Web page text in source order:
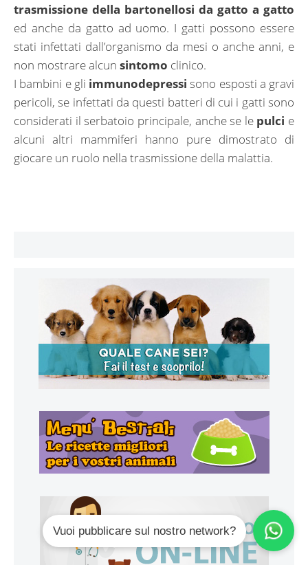
trasmissione della bartonellosi da gatto a gatto
ed anche da gatto ad uomo. I gatti possono essere
stati infettati dall’organismo da mesi o anche anni, e
non mostrare alcun sintomo clinico.
I bambini e gli immunodepressi sono esposti a gravi
pericoli, se infettati da questi batteri di cui i gatti sono
considerati il serbatoio principale, anche se le pulci e
alcuni altri mammiferi hanno pure dimostrato di
giocare un ruolo nella trasmissione della malattia.
Vuoi pubblicare sul nostro network?